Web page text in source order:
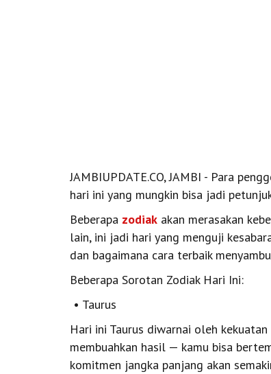
JAMBIUPDATE.CO, JAMBI - Para
hari ini yang mungkin bisa jadi
Beberapa zodiak akan merasakan
lain, ini jadi hari yang menguji
dan bagaimana cara terbaik
Beberapa Sorotan Zodiak Hari Ini:
• Taurus
Hari ini Taurus diwarnai oleh
membuahkan hasil — kamu bisa
komitmen jangka panjang akan